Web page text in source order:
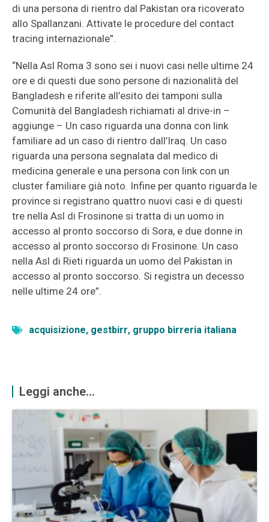
di una persona di rientro dal Pakistan ora ricoverato
allo Spallanzani. Attivate le procedure del contact
tracing internazionale”.
“Nella Asl Roma 3 sono sei i nuovi casi nelle ultime 24
ore e di questi due sono persone di nazionalità del
Bangladesh e riferite all’esito dei tamponi sulla
Comunità del Bangladesh richiamati al drive-in –
aggiunge – Un caso riguarda una donna con link
familiare ad un caso di rientro dall’Iraq. Un caso
riguarda una persona segnalata dal medico di
medicina generale e una persona con link con un
cluster familiare già noto. Infine per quanto riguarda le
province si registrano quattro nuovi casi e di questi
tre nella Asl di Frosinone si tratta di un uomo in
accesso al pronto soccorso di Sora, e due donne in
accesso al pronto soccorso di Frosinone. Un caso
nella Asl di Rieti riguarda un uomo del Pakistan in
accesso al pronto soccorso. Si registra un decesso
nelle ultime 24 ore”.
acquisizione, gestbirr, gruppo birreria italiana
Leggi anche...